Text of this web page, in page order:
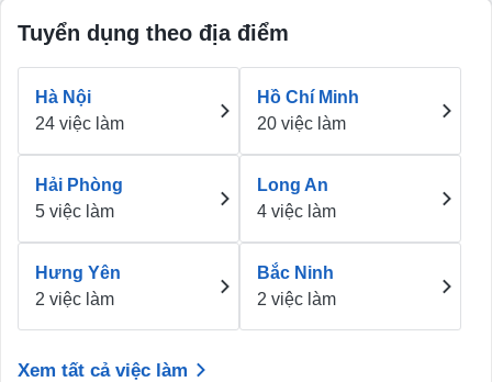
Tuyển dụng theo địa điểm
Hà Nội
24 việc làm
Hồ Chí Minh
20 việc làm
Hải Phòng
5 việc làm
Long An
4 việc làm
Hưng Yên
2 việc làm
Bắc Ninh
2 việc làm
Xem tất cả việc làm